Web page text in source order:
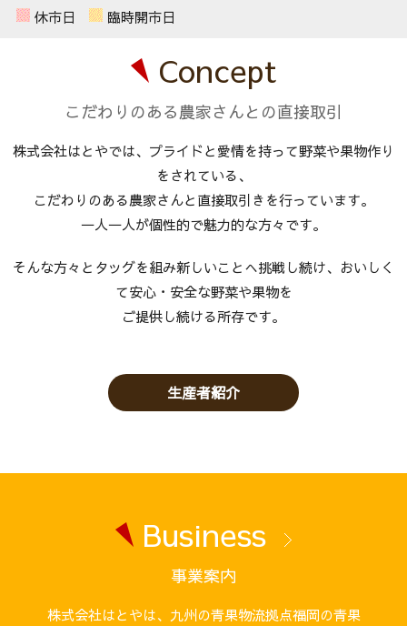
休市日 臨時開市日
Concept
こだわりのある農家さんとの直接取引
株式会社はとやでは、プライドと愛情を持って野菜や果物作り
をされている、
こだわりのある農家さんと直接取引きを行っています。
一人一人が個性的で魅力的な方々です。
そんな方々とタッグを組み新しいことへ挑戦し続け、おいしく
て安心・安全な野菜や果物を
ご提供し続ける所存です。
生産者紹介
Business
事業案内
株式会社はとやは、九州の青果物流拠点福岡の青果